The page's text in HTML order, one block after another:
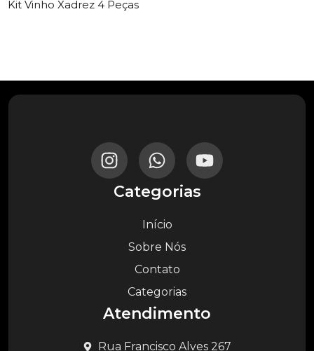
Kit Vinho Xadrez 4 Peças
Categorias
Início
Sobre Nós
Contato
Categorias
Atendimento
Rua Francisco Alves 267